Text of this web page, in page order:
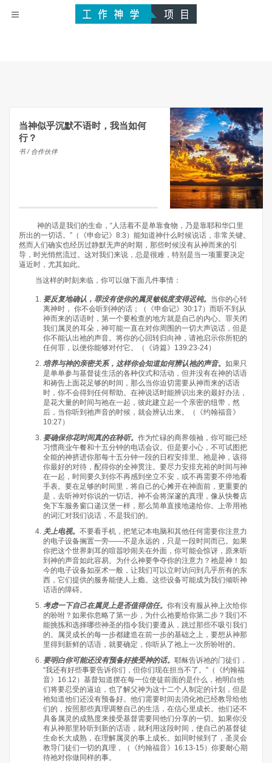
当神似乎沉默不语时，我当如何
行？
书 / 合作伙伴
神的话是我们的生命，“人活着不是单靠食物，乃是靠耶和华口里
所出的一切话。”（《申命记》8:3）能知道神什么时候说话，非常关键。
然而人们确实也经历过静默无声的时期，那些时候没有从神而来的引
导，时光悄然流过。这对我们来说，总是很难，特别是当一项重要决定
逼近时，尤其如此。
当这样的时刻来临，你可以做下面几件事情：
要反复地确认，罪没有使你的属灵敏锐度变得迟钝。 当你的心转
离神时， 你不会听到神的话；（《申命记》30:17）而听不到从
神而来的话语时，第一个要检查的地方就是自己的内心。罪关闭
我们属灵的耳朵，神可能一直在对你周围的一切大声说话，但是
你不能认出祂的声音。将你的心回转归向神，请祂启示你所犯的
任何罪，以便你能够对付它。（《诗篇》139:23-24）
培养与神的亲密关系，这样你会知道如何辨认祂的声音。 如果只
是单单参与基督徒生活的各种仪式和活动，但并没有在神的话语
和祷告上面花足够的时间，那么当你迫切需要从神而来的话语
时，你不会得到任何帮助。在神说话时能辨识出来的最好办法，
是花大量的时间与祂在一起，彼此建立起一个亲密的纽带，然
后，当你听到祂声音的时候，就会辨认出来。（《约翰福音》
10:27）
要确保你花时间真的在聆听。 作为忙碌的商界领袖，你可能已经
习惯商业午餐和十五分钟的电话会议。但是要小心，不可试图把
全能的神挤进你那每十五分钟一段的日程安排里。祂是神，该得
你最好的对待，配得你的全神贯注。要尽力安排充裕的时间与神
在一起，时间要久到你不再感到坐立不安，或不再需要不停地看
手表。要在足够的时间里，将自己的心摊开在神面前，更重要的
是，去听神对你说的一切话。神不会将深邃的真理，像从快餐店
免下车服务窗口递汉堡一样，那么简单直接地递给你。上帝用祂
的词汇对我们说话，不是我们的。
关上电视。 不要看手机，把笔记本电脑和其他任何需要你注意力
的电子设备搁置一旁——不是永远的，只是一段时间而已。如果
你把这个世界刺耳的喧嚣吵闹关在外面，你可能会惊讶，原来听
到神的声音如此容易。为什么神要争夺你的注意力？祂是神！如
今的电子设备如巫术一般，让我们可以立时访问到几乎所有的东
西，它们提供的服务能使人上瘾。这些设备可能成为我们倾听神
话语的障碍。
考虑一下自己在属灵上是否值得信任。 你有没有服从神上次给你
的吩咐？如果你忽略了第一步，为什么祂要给你第二步？我们不
能挑拣和选择哪些神圣的指令我们要遵从，跳过那些不吸引我们
的。属灵成长的每一步都建造在前一步的基础之上，要想从神那
里得到新鲜的话语，就要确定，你听从了祂上一次所吩咐的。
要明白你可能还没有预备好接受神的话。 耶稣告诉祂的门徒们，
“我还有好些事要告诉你们，但你们现在担当不了。”（《约翰福
音》16:12）基督知道摆在每一位使徒前面的是什么，祂明白他
们将要忍受的逼迫，也了解父神为这十二个人制定的计划，但是
祂知道他们还没有预备好。他们需要时间去消化祂已经教导给他
们的，按照那些真理调整自己的生活，在信心里成长。他们还不
具备属灵的成熟度来接受基督需要同他们分享的一切。如果你没
有从神那里聆听到新的话语，就利用这段时间，使自己的基督徒
生命长大成熟，在理解属灵的事上成长。如同时候到了，圣灵会
教导门徒们一切的真理，（《约翰福音》16:13-15）你要耐心期
待祂对你做同样的事。